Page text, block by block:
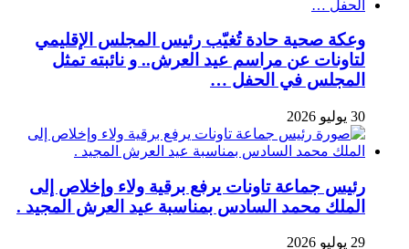
وعكة صحية حادة تُغيّب رئيس المجلس الإقليمي
لتاونات عن مراسم عيد العرش.. و نائبته تمثل
المجلس في الحفل …
30 يوليو 2026
رئيس جماعة تاونات يرفع برقية ولاء وإخلاص إلى
الملك محمد السادس بمناسبة عيد العرش المجيد .
29 يوليو 2026